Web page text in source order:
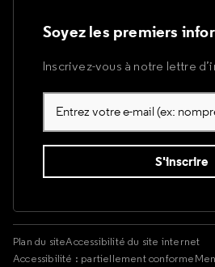
Soyez les premiers
Inscrivez-vous à notre lettre
Plan du siteAccessibilité du site internet
Accessibilité : partiellement conforme